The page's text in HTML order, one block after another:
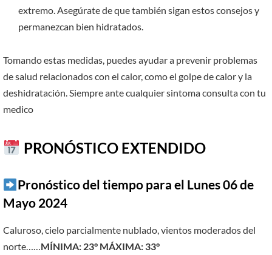
extremo. Asegúrate de que también sigan estos consejos y
permanezcan bien hidratados.
Tomando estas medidas, puedes ayudar a prevenir problemas
de salud relacionados con el calor, como el golpe de calor y la
deshidratación. Siempre ante cualquier sintoma consulta con tu
medico
PRONÓSTICO EXTENDIDO
Pronóstico del tiempo para el Lunes 06 de
Mayo 2024
Caluroso, cielo parcialmente nublado, vientos moderados del
norte……MÍNIMA: 23° MÁXIMA: 33°